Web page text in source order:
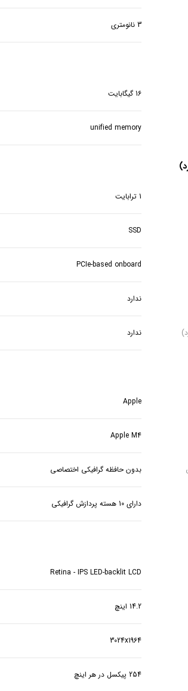
3 نانومتری
16 گیگابایت
unified memory
1 ترابایت
SSD
PCIe-based onboard
ندارد
ندارد
Apple
Apple M4
بدون حافظه گرافیکی اختصاصی
دارای 10 هسته پردازش گرافیکی
Retina - IPS LED-backlit LCD
14.2 اینچ
3024x1964
254 پیکسل در هر اینچ